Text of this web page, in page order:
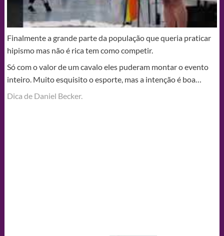
Finalmente a grande parte da população que queria praticar
hipismo mas não é rica tem como competir.
Só com o valor de um cavalo eles puderam montar o evento
inteiro. Muito esquisito o esporte, mas a intenção é boa…
Dica de Daniel Becker.